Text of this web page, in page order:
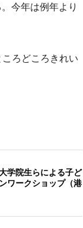
今年は例年より
ろどころきれい
学院生らによる子ど
ワークショップ（港